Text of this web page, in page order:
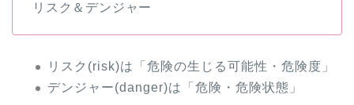
リスク＆デンジャー
リスク(risk)は「危険の生じる可能性・危険度」
デンジャー(danger)は「危険・危険状態」